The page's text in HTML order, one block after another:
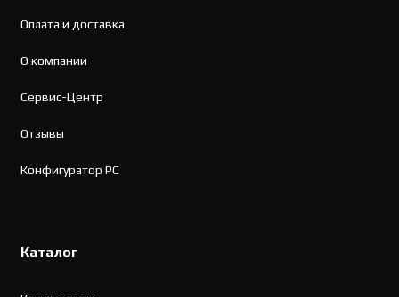
Оплата и доставка
О компании
Сервис-Центр
Отзывы
Конфигуратор PC
Каталог